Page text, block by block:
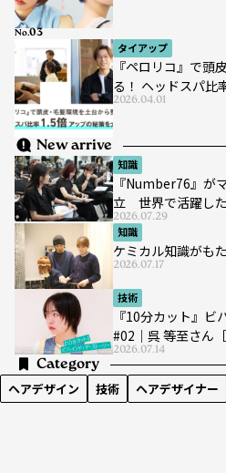
タイアップ
『ペロリコ』で頭
る！ ヘッドスパ比
2026.04.01
No.
New arrive
知識
『Number76』が
立 世界で活躍し
2026.07.29
知識
ケミカル知識がも
2026.07.17
技術
『10分カット』
#02｜呉 等至さん［
2026.07.14
Category
ヘアデザイン 技術 ヘアデザイナー